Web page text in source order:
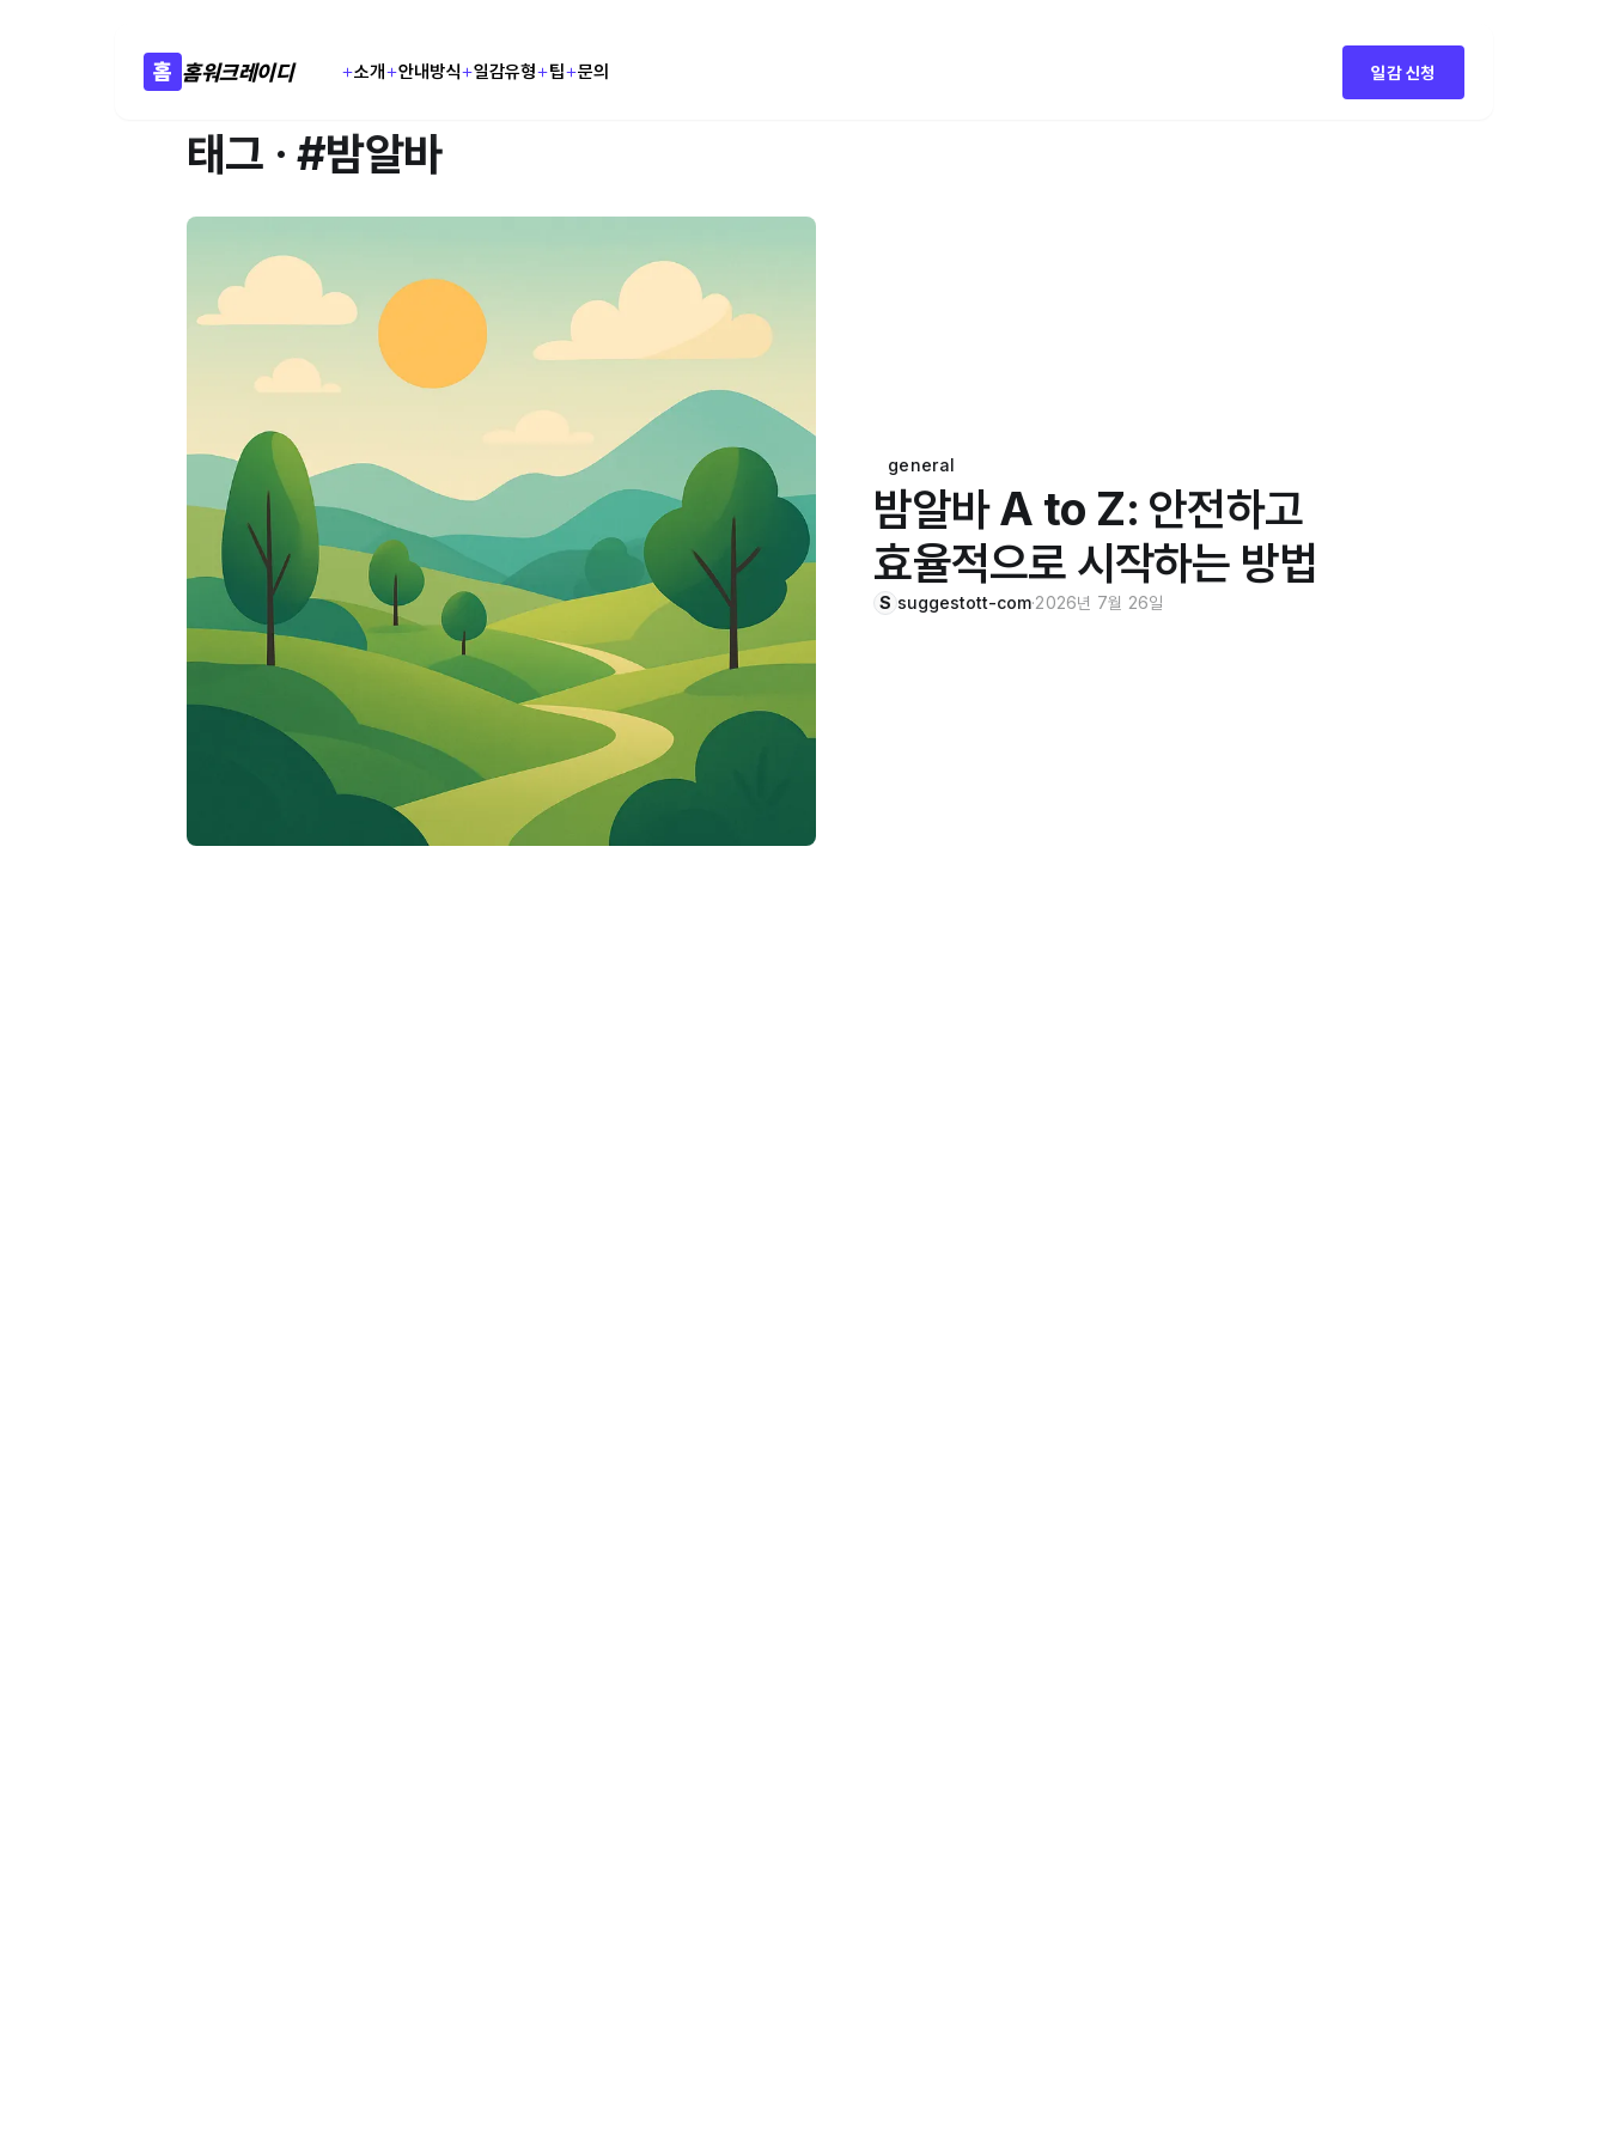
홈 홈워크레이디 소개 안내방식 일감유형 팁 문의 일감 신청
태그 · #밤알바
general
밤알바 A to Z: 안전하고
효율적으로 시작하는 방법
S suggestott-com·2026년 7월 26일